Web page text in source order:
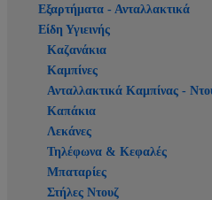
Εξαρτήματα - Ανταλλακτικά
Είδη Υγιεινής
Καζανάκια
Καμπίνες
Ανταλλακτικά Καμπίνας -
Καπάκια
Λεκάνες
Τηλέφωνα & Κεφαλές
Μπαταρίες
Στήλες Ντουζ